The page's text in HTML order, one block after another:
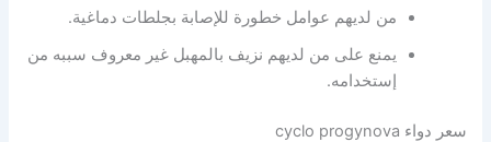
من لديهم عوامل خطورة للإصابة بجلطات دماغية.
يمنع على من لديهم نزيف بالمهبل غير معروف سببه من
إستخدامه.
سعر دواء cyclo progynova